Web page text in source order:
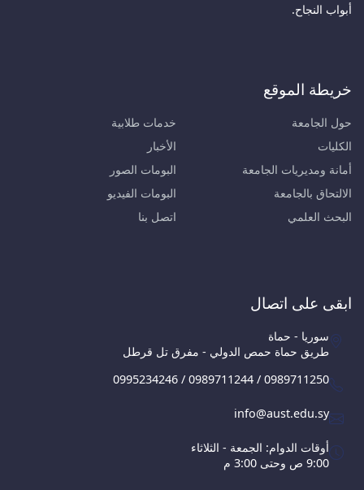
أبواب النجاح.
خريطة الموقع
حول الجامعة
الكليات
أمانة ومديريات الجامعة
الالتحاق بالجامعة
البحث العلمي
خدمات طلابية
الأخبار
البومات الصور
البومات الفيديو
اتصل بنا
ابقى على اتصال
سوريا - حماة
طريق حماة حمص الدولي - مفرق تل قرطل
0995234246 / 0989711244 / 0989711250
info@aust.edu.sy
أوقات الدوام: الجمعة - الثلاثاء
9:00 ص وحتى 3:00 م